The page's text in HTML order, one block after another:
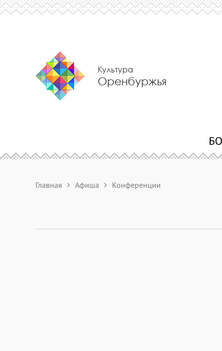
Культура
Оренбуржья
Главная Афиша Конференции